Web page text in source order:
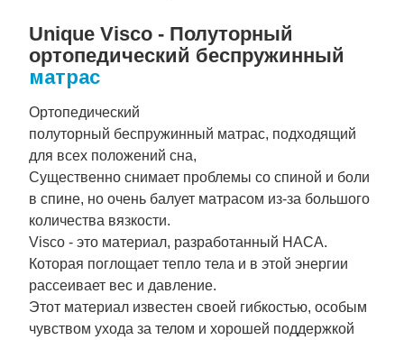
Unique Visco - Полуторный
ортопедический беспружинный
матрас
Ортопедический
полуторный беспружинный матрас, подходящий
для всех положений сна,
Существенно снимает проблемы со спиной и боли
в спине, но очень балует матрасом из-за большого
количества вязкости.
Visco - это материал, разработанный НАСА.
Которая поглощает тепло тела и в этой энергии
рассеивает вес и давление.
Этот материал известен своей гибкостью, особым
чувством ухода за телом и хорошей поддержкой